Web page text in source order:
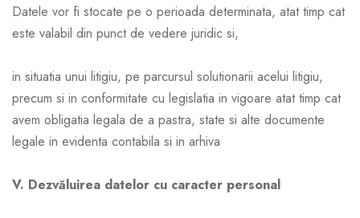
Datele vor fi stocate pe o perioada determinata, atat timp cat
este valabil din punct de vedere juridic si,
in situatia unui litigiu, pe parcursul solutionarii acelui litigiu,
precum si in conformitate cu legislatia in vigoare atat timp cat
avem obligatia legala de a pastra, state si alte documente
legale in evidenta contabila si in arhiva
V. Dezvăluirea datelor cu caracter personal